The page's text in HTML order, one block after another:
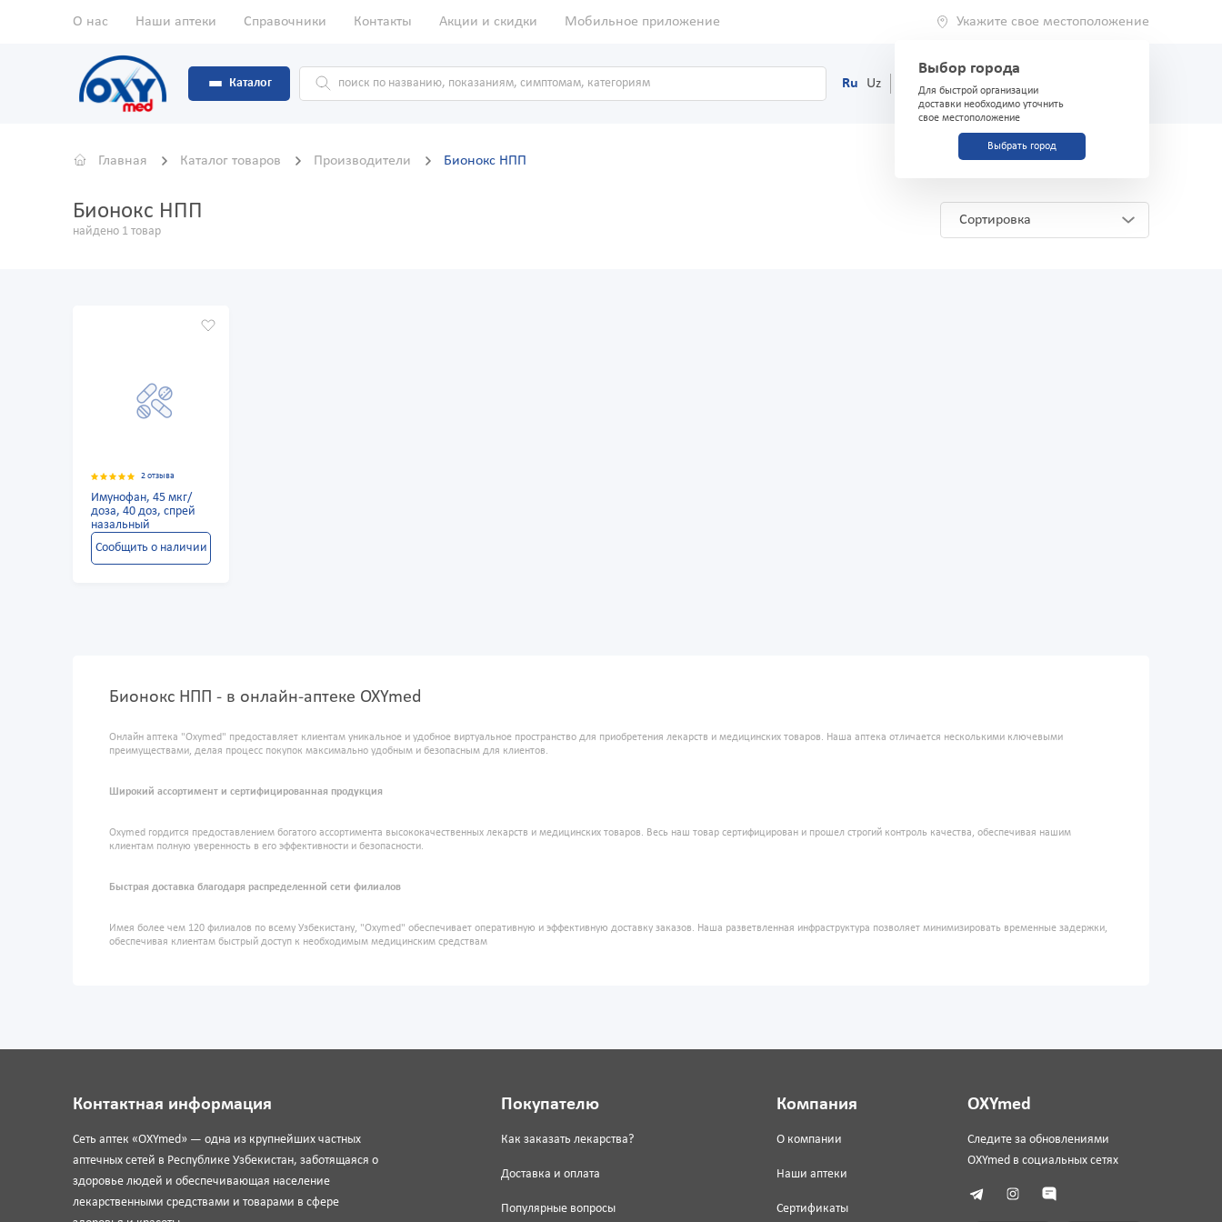
О нас Наши аптеки Справочники Контакты Акции и скидки Мобильное приложение Укажите свое местоположение
Выбор города
Для быстрой организации
доставки необходимо уточнить
свое местоположение
Выбрать город
Каталог Ru Uz (71) 200-03-03
Главная Каталог товаров Производители Бионокс НПП
Бионокс НПП
найдено 1 товар
Сортировка
2 отзыва
Имунофан, 45 мкг/
доза, 40 доз, спрей
назальный
Сообщить о наличии
Бионокс НПП - в онлайн-аптеке OXYmed
Онлайн аптека "Oxymed" предоставляет клиентам уникальное и удобное виртуальное пространство для приобретения лекарств и медицинских товаров. Наша аптека отличается несколькими ключевыми
преимуществами, делая процесс покупок максимально удобным и безопасным для клиентов.
Широкий ассортимент и сертифицированная продукция
Oxymed гордится предоставлением богатого ассортимента высококачественных лекарств и медицинских товаров. Весь наш товар сертифицирован и прошел строгий контроль качества, обеспечивая нашим
клиентам полную уверенность в его эффективности и безопасности.
Быстрая доставка благодаря распределенной сети филиалов
Имея более чем 120 филиалов по всему Узбекистану, "Oxymed" обеспечивает оперативную и эффективную доставку заказов. Наша разветвленная инфраструктура позволяет минимизировать временные задержки,
обеспечивая клиентам быстрый доступ к необходимым медицинским средствам
Контактная информация
Сеть аптек «OXYmed» — одна из крупнейших частных
аптечных сетей в Республике Узбекистан, заботящаяся о
здоровье людей и обеспечивающая население
лекарственными средствами и товарами в сфере
Покупателю
Как заказать лекарства?
Доставка и оплата
Популярные вопросы
Компания
О компании
Наши аптеки
Сертификаты
OXYmed
Следите за обновлениями
OXYmed в социальных сетях